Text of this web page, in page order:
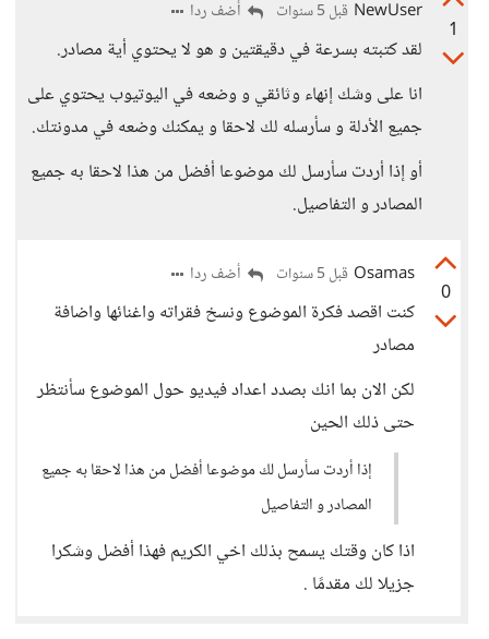
1
NewUser قبل 5 سنوات أضف ردا
لقد كتبته بسرعة في دقيقتين و هو لا يحتوي أية مصادر.
انا على وشك إنهاء وثائقي و وضعه في اليوتيوب يحتوي على
جميع الأدلة و سأرسله لك لاحقا و يمكنك وضعه في مدونتك.
أو إذا أردت سأرسل لك موضوعا أفضل من هذا لاحقا به جميع
المصادر و التفاصيل.
0
Osamas قبل 5 سنوات أضف ردا
كنت اقصد فكرة الموضوع ونسخ فقراته واغنائها واضافة
مصادر
لكن الان بما انك بصدد اعداد فيديو حول الموضوع سأنتظر
حتى ذلك الحين
إذا أردت سأرسل لك موضوعا أفضل من هذا لاحقا به جميع
المصادر و التفاصيل
اذا كان وقتك يسمح بذلك اخي الكريم فهذا أفضل وشكرا
جزيلا لك مقدمًا .